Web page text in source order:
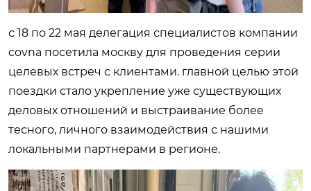
с 18 по 22 мая делегация специалистов компании
covna посетила москву для проведения серии
целевых встреч с клиентами. главной целью этой
поездки стало укрепление уже существующих
деловых отношений и выстраивание более
тесного, личного взаимодействия с нашими
локальными партнерами в регионе.